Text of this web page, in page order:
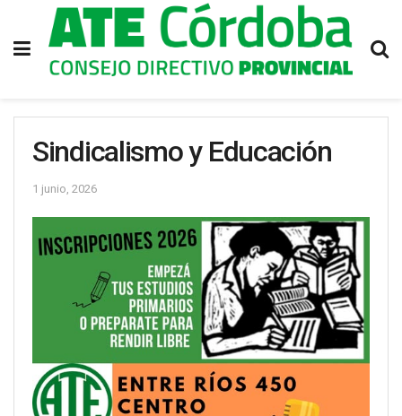
Sindicalismo y Educación
1 junio, 2026